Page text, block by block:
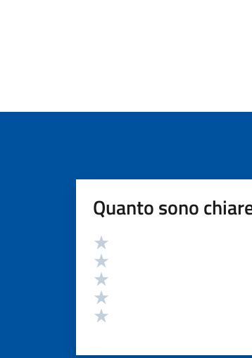
Quanto sono
Valutazione